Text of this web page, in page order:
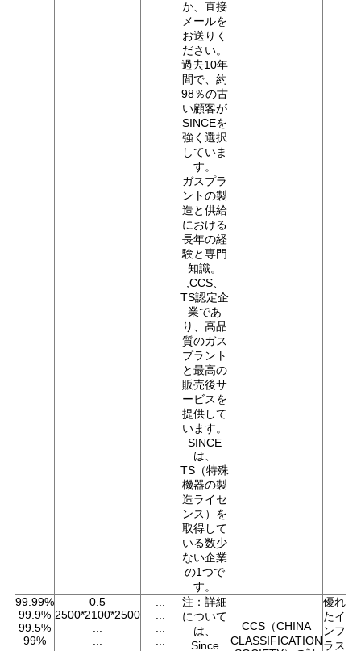
か、直接
メールを
お送りく
ださい。
過去10年
間で、約
98％の古
い顧客が
SINCEを
強く選択
していま
す。
ガスプラ
ントの製
造と供給
における
長年の経
験と専門
知識。
,CCS、
TS認定企
業であ
り、高品
質のガス
プラント
と最高の
販売後サ
ービスを
提供して
います。
SINCE
は、
TS（特殊
機器の製
造ライセ
ンス）を
取得して
いる数少
ない企業
の1つで
す。
99.99%
99.9%
99.5%
99%
0.5
2500*2100*2500
...
...
...
...
...
...
注：詳細
について
は、
Since
CCS（CHINA
CLASSIFICATION
優れ
たイ
ンフ
ラス